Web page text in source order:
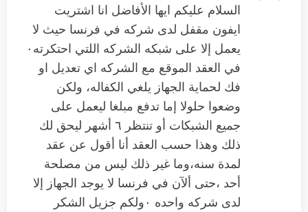
السلام عليكم ايها الأفاضل انا اشتريت
ايفون مقفل لدى شركه في فرنسا حيث لا
يعمل إلا على شبكه الشركه اللتي احتكرته٠
في العقد الموقع مع الشركه اي تعديل او
فك لحماية الجهاز يلغي الكفاله، ولكن
وضعوا حلولا إما تدفع مبلغا ليعمل على
جميع الشبكات أو تنتظر ٦ أشهر ليحق لك
ذلك وهذا حسب العقد أنا أقول عن عقد
لمدة سنه،وما غير ذلك ليس من مصلحة
أحد ،حتى ألآن في فرنسا لا يوجد الجهاز إلا
لدى شركه واحده ٠ولكم جزيل الشكر